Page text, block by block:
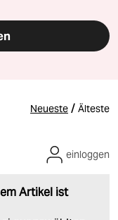
Neueste / Älteste
Artikel ist
einloggen